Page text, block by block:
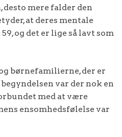
desto mere falder den
at deres mentale
og det er lige så lavt som
børnefamilierne, der er
var der nok en
med at være
ensomhedsfølelse var